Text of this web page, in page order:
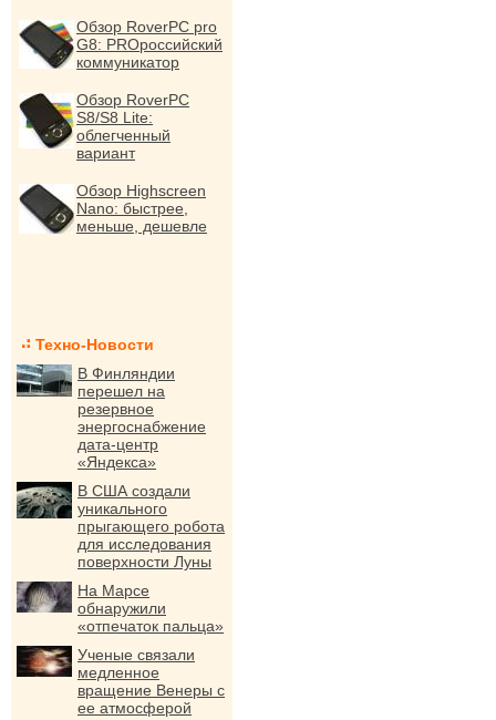
Обзор RoverPC pro
G8: PROроссийский
коммуникатор
Обзор RoverPC
S8/S8 Lite:
облегченный
вариант
Обзор Highscreen
Nano: быстрее,
меньше, дешевле
Техно-Новости
В Финляндии
перешел на
резервное
энергоснабжение
дата-центр
«Яндекса»
В США создали
уникального
прыгающего робота
для исследования
поверхности Луны
На Марсе
обнаружили
«отпечаток пальца»
Ученые связали
медленное
вращение Венеры с
ее атмосферой